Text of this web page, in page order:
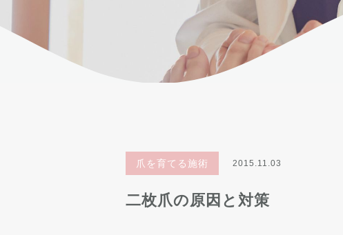
爪を育てる施術 2015.11.03
二枚爪の原因と対策